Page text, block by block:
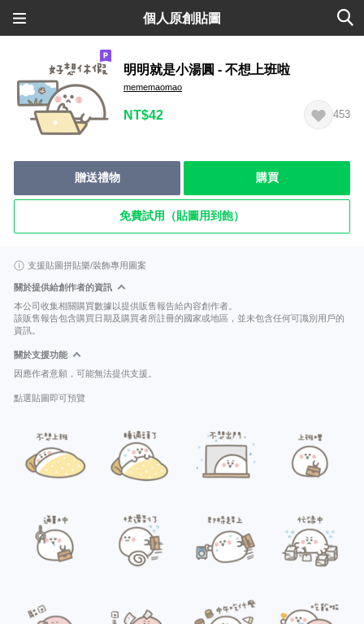
個人原創貼圖
明明就是小湯圓 - 不想上班啦
mememaomao
NT$42 453
贈送禮物 購買
免費試用（貼圖用到飽）
支援貼圖拼貼樂/裝飾專用圖案
關於提供給創作者的資訊
本公司收集相關購買數據以提供販售報告給內容創作者。
該販售報告包含購買日期及購買者所註冊的國家或地區，並未包含任何可識別用戶的
資訊。
關於支援功能
因應作者意願，可能無法提供支援。
點選貼圖即可預覽